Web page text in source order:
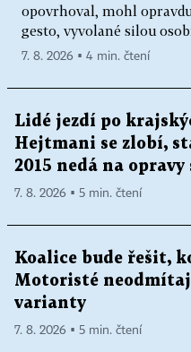
opovrhoval, mohl
gesto, vyvolané silou
7. 8. 2026 ▪ 4 min. čtení
Lidé jezdí po
Hejtmani se zlobí,
2015 nedá na
7. 8. 2026 ▪ 5 min. čtení
Koalice bude řešit,
Motoristé
varianty
7. 8. 2026 ▪ 5 min. čtení